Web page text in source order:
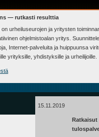
— rutkasti resulttia
on urheiluseurojen ja yritysten
ohjelmistoalan yritys.
Internet-palveluita ja huippuunsa
yrityksille, yhdistyksille ja urheilijoille.
15.11.2019
Ratkaisut